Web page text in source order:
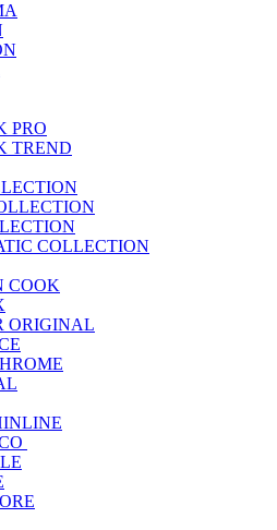
PRO
TREND
COLLECTION
COOK
ORIGINAL